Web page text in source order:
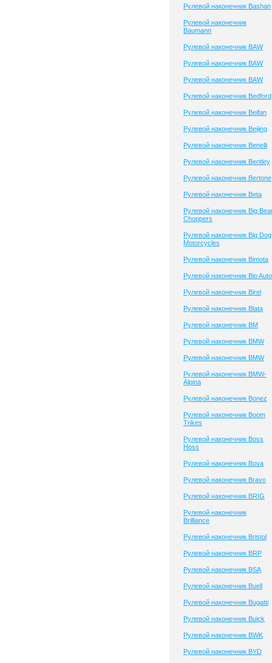
Рулевой наконечник Bashan
Рулевой наконечник
Baumann
Рулевой наконечник BAW
Рулевой наконечник BAW
Рулевой наконечник BAW
Рулевой наконечник Bedford
Рулевой наконечник Beifan
Рулевой наконечник Beijing
Рулевой наконечник Benelli
Рулевой наконечник Bentley
Рулевой наконечник Bertone
Рулевой наконечник Beta
Рулевой наконечник Big
Choppers
Рулевой наконечник Big Dog
Motorcycles
Рулевой наконечник Bimota
Рулевой наконечник Bio Auto
Рулевой наконечник Birel
Рулевой наконечник Blata
Рулевой наконечник BM
Рулевой наконечник BMW
Рулевой наконечник BMW
Рулевой наконечник BMW-
Alpina
Рулевой наконечник Bonez
Рулевой наконечник Boom
Trikes
Рулевой наконечник Boss
Hoss
Рулевой наконечник Bova
Рулевой наконечник Bravo
Рулевой наконечник BRIG
Рулевой наконечник
Brilliance
Рулевой наконечник Bristol
Рулевой наконечник BRP
Рулевой наконечник BSA
Рулевой наконечник Buell
Рулевой наконечник Bugatti
Рулевой наконечник Buick
Рулевой наконечник BWK
Рулевой наконечник BYD